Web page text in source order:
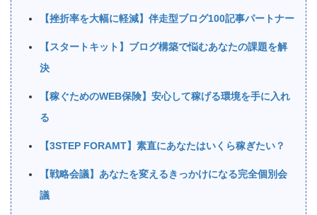
【挫折率を大幅に軽減】伴走型ブログ100記事パートナー
【スタートキット】ブログ構築で悩むあなたの課題を解
決
【稼ぐためのWEB保険】安心して稼げる環境を手に入れ
る
【3STEP FORAMT】素直にあなたはいくら稼ぎたい？
【戦略会議】あなたを変えるきっかけになる完全個別会
議